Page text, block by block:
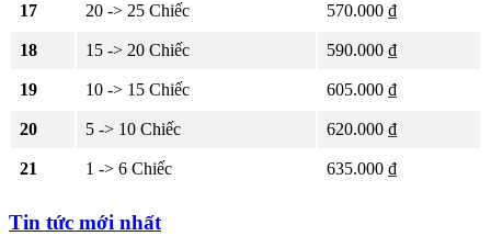
17 20 -> 25 Chiếc 570.000 ₫
18 15 -> 20 Chiếc 590.000 ₫
19 10 -> 15 Chiếc 605.000 ₫
20 5 -> 10 Chiếc 620.000 ₫
21 1 -> 6 Chiếc 635.000 ₫
Tin tức mới nhất